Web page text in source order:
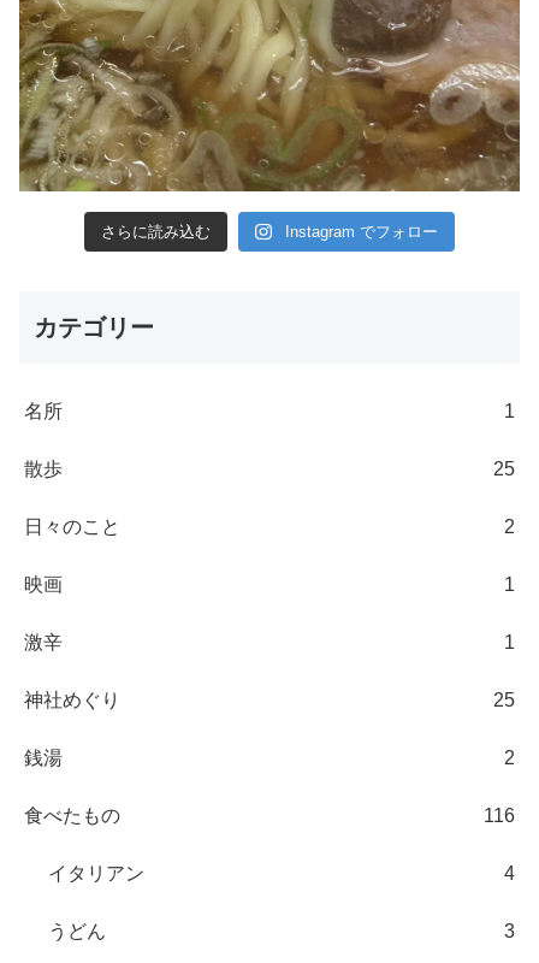
さらに読み込む Instagram でフォロー
カテゴリー
名所 1
散歩 25
日々のこと 2
映画 1
激辛 1
神社めぐり 25
銭湯 2
食べたもの 116
イタリアン 4
うどん 3